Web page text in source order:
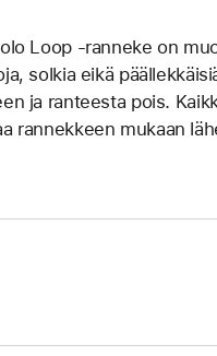
Loop ‑ranneke on
solkia eikä
ja ranteesta pois.
rannekkeen mukaan